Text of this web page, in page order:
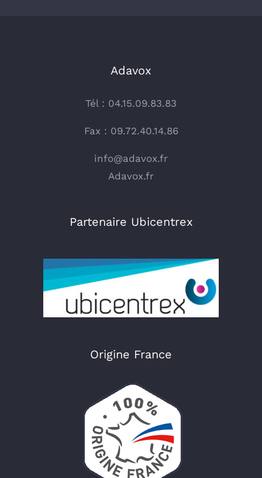
Adavox
Tél : 04.15.09.83.83
Fax : 09.72.40.14.86
info@adavox.fr
Adavox.fr
Partenaire Ubicentrex
Origine France